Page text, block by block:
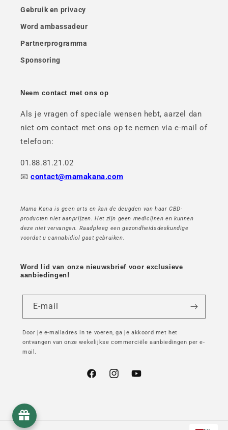
Gebruik en privacy
Word ambassadeur
Partnerprogramma
Sponsoring
Neem contact met ons op
Als je vragen of speciale wensen hebt, aarzel dan
niet om contact met ons op te nemen via e-mail of
telefoon:
01.88.81.21.02
📧contact@mamakana.com
Mama Kana is geen arts en kan de deugden van haar CBD-
producten niet aanprijzen. Het zijn geen medicijnen en kunnen
deze niet vervangen. Raadpleeg een gezondheidsdeskundige
voordat u cannabidiol gaat gebruiken.
Word lid van onze nieuwsbrief voor exclusieve
aanbiedingen!
E-mail
Door je e-mailadres in te voeren, ga je akkoord met het
ontvangen van onze wekelijkse commerciële aanbiedingen per e-
mail.
FacebookInstagramYouTube